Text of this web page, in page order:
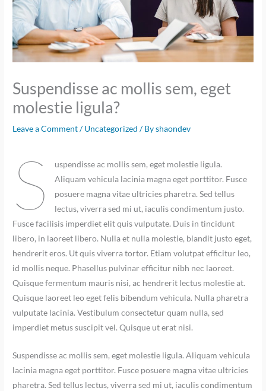
Suspendisse ac mollis sem, eget
molestie ligula?
Leave a Comment/Uncategorized / Byshaondev
S
uspendisse ac mollis sem, eget molestie ligula.
Aliquam vehicula lacinia magna eget porttitor. Fusce
posuere magna vitae ultricies pharetra. Sed tellus
lectus, viverra sed mi ut, iaculis condimentum justo.
Fusce facilisis imperdiet elit quis vulputate. Duis in tincidunt
libero, in laoreet libero. Nulla et nulla molestie, blandit justo eget,
hendrerit eros. Ut quis viverra tortor. Etiam volutpat efficitur leo,
id mollis neque. Phasellus pulvinar efficitur nibh nec laoreet.
Quisque fermentum mauris nisi, ac hendrerit lectus molestie at.
Quisque laoreet leo eget felis bibendum vehicula. Nulla pharetra
vulputate lacinia. Vestibulum consectetur quam nulla, sed
imperdiet metus suscipit vel. Quisque ut erat nisi.
Suspendisse ac mollis sem, eget molestie ligula. Aliquam vehicula
lacinia magna eget porttitor. Fusce posuere magna vitae ultricies
pharetra. Sed tellus lectus, viverra sed mi ut, iaculis condimentum